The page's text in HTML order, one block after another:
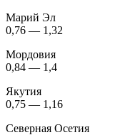
Марий Эл
0,76 — 1,32
Мордовия
0,84 — 1,4
Якутия
0,75 — 1,16
Северная Осетия